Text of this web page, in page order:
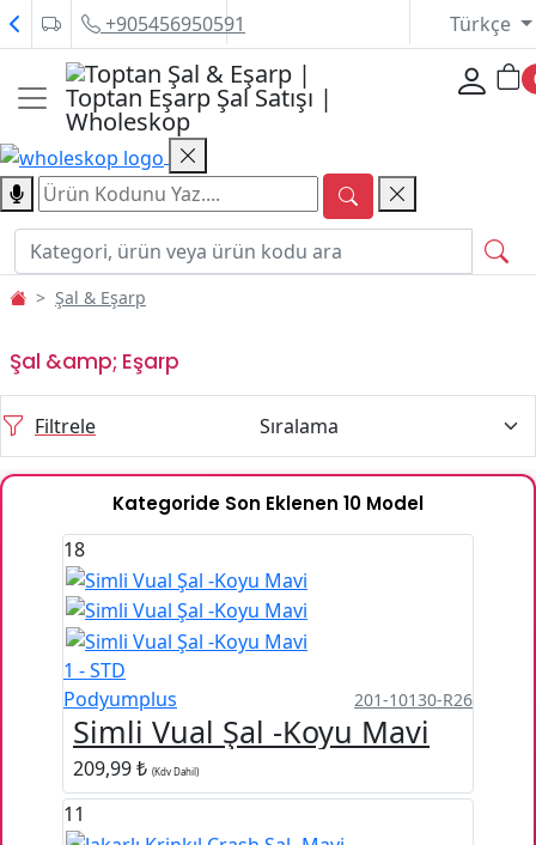
+905456950591 Türkçe
Şal & Eşarp
Şal &amp; Eşarp
Filtrele
Kategoride Son Eklenen 10 Model
18
1 - STD
Podyumplus
201-10130-R26
Simli Vual Şal -Koyu Mavi
209,99 ₺ (Kdv Dahil)
11